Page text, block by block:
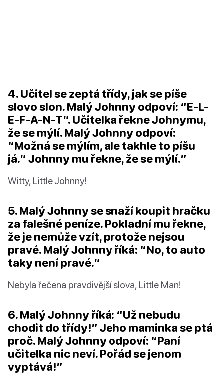
4. Učitel se zeptá třídy, jak se píše
slovo slon. Malý Johnny odpoví: “E-L-
E-F-A-N-T”. Učitelka řekne Johnymu,
že se mýlí. Malý Johnny odpoví:
“Možná se mýlím, ale takhle to píšu
já.” Johnny mu řekne, že se mýlí.”
Witty, Little Johnny!
5. Malý Johnny se snaží koupit hračku
za falešné peníze. Pokladní mu řekne,
že je nemůže vzít, protože nejsou
pravé. Malý Johnny říká: “No, to auto
taky není pravé.”
Nebyla řečena pravdivější slova, Little Man!
6. Malý Johnny říká: “Už nebudu
chodit do třídy!” Jeho maminka se ptá
proč. Malý Johnny odpoví: “Paní
učitelka nic neví. Pořád se jenom
vyptává!”